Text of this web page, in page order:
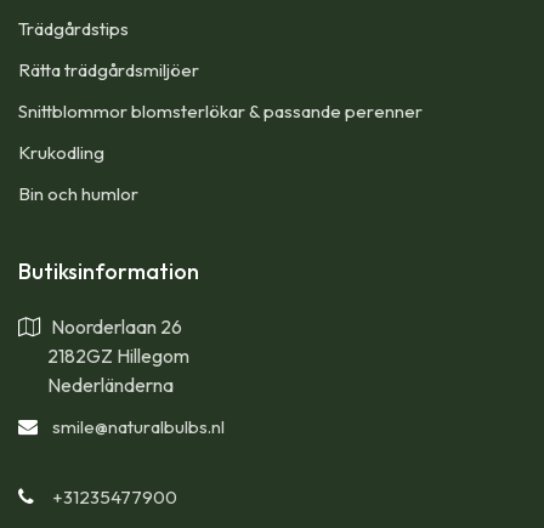
Trädgårdstips
Rätta trädgårdsmiljöer
Snittblommor blomsterlökar & passande perenner
Krukodling
Bin och humlor
Butiksinformation
Noorderlaan 26
2182GZ Hillegom
Nederländerna
smile@naturalbulbs.nl
+31235477900